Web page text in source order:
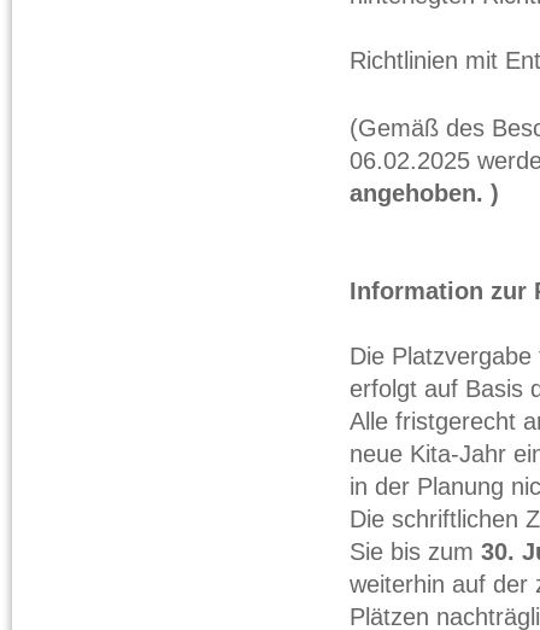
Richtlinien mit
(Gemäß des
06.02.2025
angehoben. )
Information zur
Die
erfolgt auf Basis
Alle fristgerecht
neue Kita-Jahr
in der Planung
Die schriftlichen
Sie bis zum 30.
weiterhin auf der
Plätzen